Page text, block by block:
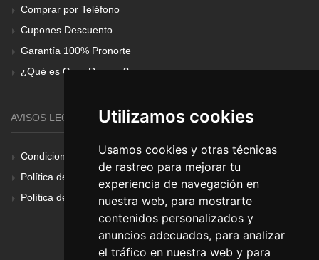
Utilizamos cookies
Usamos cookies y otras técnicas
de rastreo para mejorar tu
experiencia de navegación en
nuestra web, para mostrarte
contenidos personalizados y
anuncios adecuados, para analizar
el tráfico en nuestra web y para
Comprar por Teléfono
Cupones Descuento
Garantía 100% Pronorte
¿Qué es Gear Renove?
AVISOS LEGALES
Condiciones Generales
Política de Cookies
Política de Privacidad